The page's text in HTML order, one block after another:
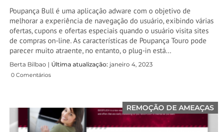
Poupança Bull é uma aplicação adware com o objetivo de
melhorar a experiência de navegação do usuário, exibindo várias
ofertas, cupons e ofertas especiais quando o usuário visita sites
de compras on-line. As características de Poupança Touro pode
parecer muito atraente, no entanto, o plug-in está…
Berta Bilbao | Última atualização: janeiro 4, 2023
0 Comentários
REMOÇÃO DE AMEAÇAS